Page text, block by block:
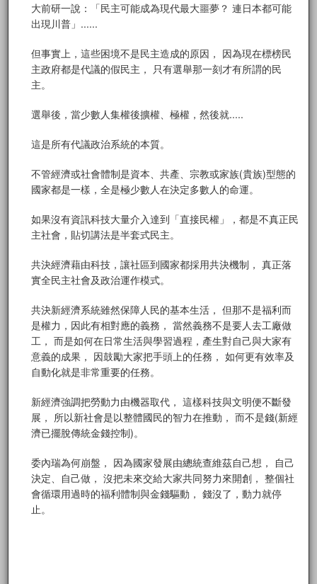
大前研一說：「民主可能成為現代最大噩夢？ 連日本都可能
出現川普」......
但事實上，這些困境不是民主造成的原因， 因為現在標榜民
主政府都是代議的假民主， 只有選舉那一刻才有所謂的民
主。
選舉後，當少數人集權後擴權、極權，然後就.....
這是所有代議政治系統的本質。
不管經濟或社會體制是資本、共產、宗教或家族(貴族)型態的
國家都是一樣，全是極少數人在決定多數人的命運。
如果沒有資訊科技大量介入達到「直接民權」，都是不真正民
主社會，貼切講法是半套式民主。
共決經濟藉由科技，讓社區到國家都採用共決機制， 真正落
實全民主社會及政治運作模式。
共決新經濟系統雖然保障人民的基本生活， 但那不是福利而
是權力，因此有相對應的義務， 當然義務不是要人去工廠做
工， 而是如何在日常生活與學習過程，產生對自己與大家有
意義的成果， 因鼓勵大家把手頭上的任務， 如何更有效率及
自動化就是非常重要的任務。
新經濟強調把勞動力由機器取代， 這樣科技與文明便不斷發
展， 所以新社會是以整體國民的智力在推動， 而不是錢(新經
濟已擺脫傳統金錢控制)。
委內瑞為何崩盤， 因為國家發展由總統查維茲自己想， 自己
決定、自己做， 沒把未來交給大家共同努力來開創， 整個社
會循環用過時的福利體制與金錢驅動， 錢沒了，動力就停
止。